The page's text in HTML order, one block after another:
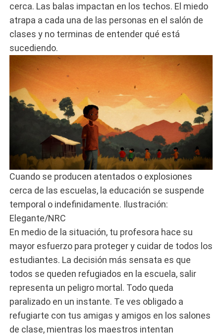
cerca. Las balas impactan en los techos. El miedo
atrapa a cada una de las personas en el salón de
clases y no terminas de entender qué está
sucediendo.
Cuando se producen atentados o explosiones
cerca de las escuelas, la educación se suspende
temporal o indefinidamente. Ilustración:
Elegante/NRC
En medio de la situación, tu profesora hace su
mayor esfuerzo para proteger y cuidar de todos los
estudiantes. La decisión más sensata es que
todos se queden refugiados en la escuela, salir
representa un peligro mortal. Todo queda
paralizado en un instante. Te ves obligado a
refugiarte con tus amigas y amigos en los salones
de clase, mientras los maestros intentan